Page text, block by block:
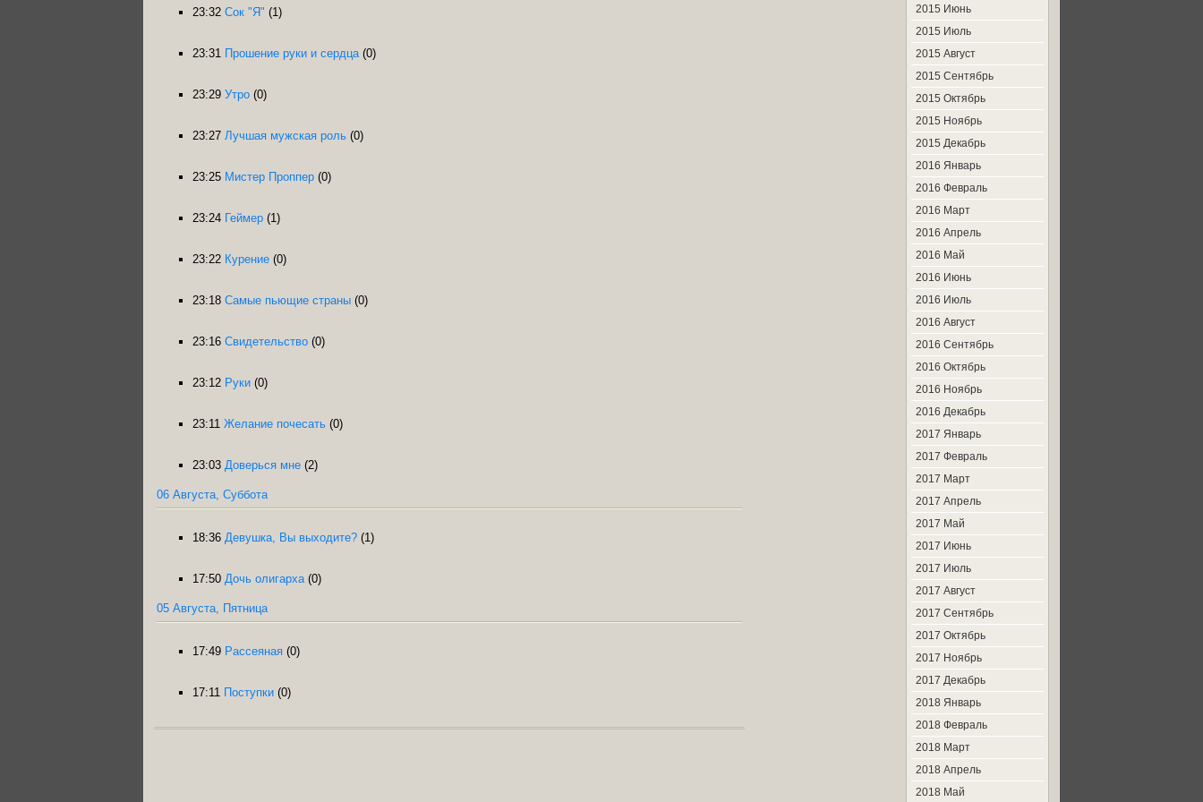
23:32 Сок "Я" (1)
23:31 Прошение руки и сердца (0)
23:29 Утро (0)
23:27 Лучшая мужская роль (0)
23:25 Мистер Проппер (0)
23:24 Геймер (1)
23:22 Курение (0)
23:18 Самые пьющие страны (0)
23:16 Свидетельство (0)
23:12 Руки (0)
23:11 Желание почесать (0)
23:03 Доверься мне (2)
06 Августа, Суббота
18:36 Девушка, Вы выходите? (1)
17:50 Дочь олигарха (0)
05 Августа, Пятница
17:49 Рассеяная (0)
17:11 Поступки (0)
2015 Июнь
2015 Июль
2015 Август
2015 Сентябрь
2015 Октябрь
2015 Ноябрь
2015 Декабрь
2016 Январь
2016 Февраль
2016 Март
2016 Апрель
2016 Май
2016 Июнь
2016 Июль
2016 Август
2016 Сентябрь
2016 Октябрь
2016 Ноябрь
2016 Декабрь
2017 Январь
2017 Февраль
2017 Март
2017 Апрель
2017 Май
2017 Июнь
2017 Июль
2017 Август
2017 Сентябрь
2017 Октябрь
2017 Ноябрь
2017 Декабрь
2018 Январь
2018 Февраль
2018 Март
2018 Апрель
2018 Май